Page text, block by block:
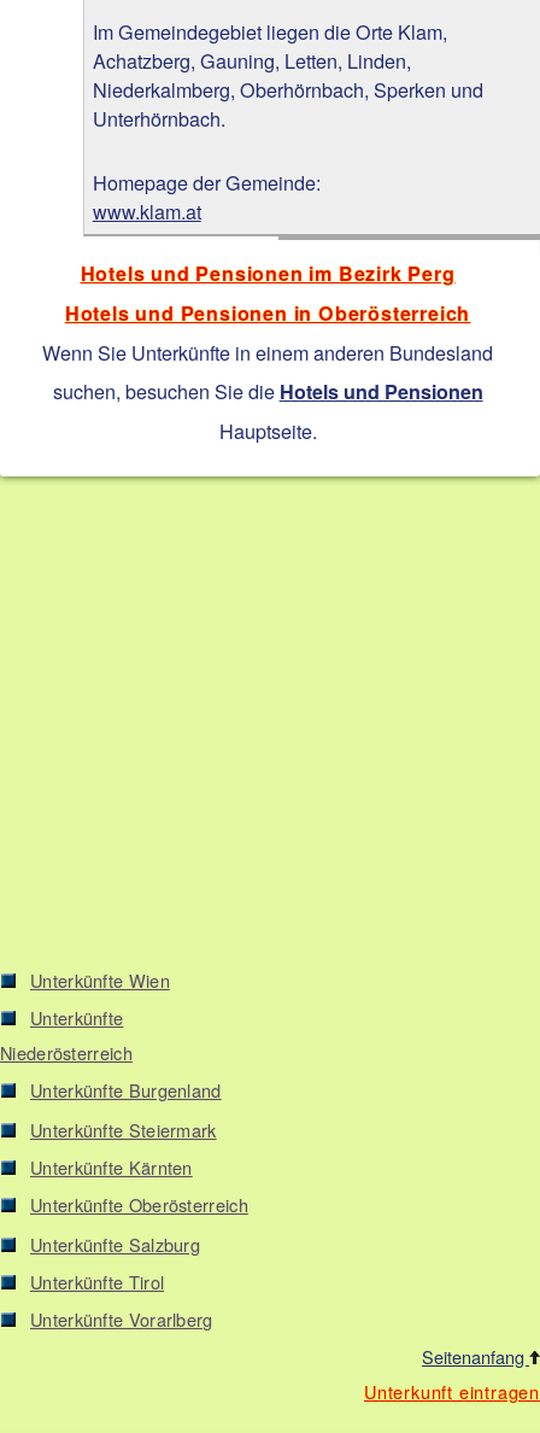
Im Gemeindegebiet liegen die Orte Klam,
Achatzberg, Gauning, Letten, Linden,
Niederkalmberg, Oberhörnbach, Sperken und
Unterhörnbach.
Homepage der Gemeinde:
www.klam.at
Hotels und Pensionen im Bezirk Perg
Hotels und Pensionen in Oberösterreich
Wenn Sie Unterkünfte in einem anderen Bundesland
suchen, besuchen Sie die Hotels und Pensionen
Hauptseite.
Unterkünfte Wien
Unterkünfte
Niederösterreich
Unterkünfte Burgenland
Unterkünfte Steiermark
Unterkünfte Kärnten
Unterkünfte Oberösterreich
Unterkünfte Salzburg
Unterkünfte Tirol
Unterkünfte Vorarlberg
Seitenanfang
Unterkunft eintragen